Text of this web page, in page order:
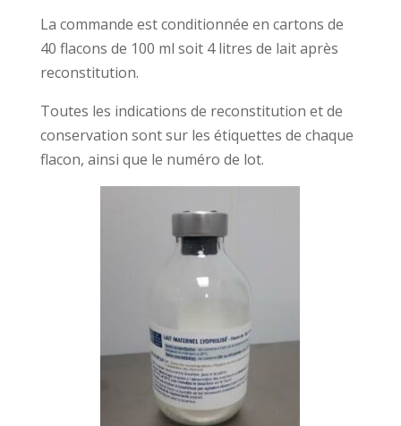
La commande est conditionnée en cartons de
40 flacons de 100 ml soit 4 litres de lait après
reconstitution.
Toutes les indications de reconstitution et de
conservation sont sur les étiquettes de chaque
flacon, ainsi que le numéro de lot.